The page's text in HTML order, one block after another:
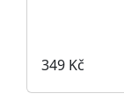
349 Kč